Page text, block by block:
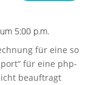
5:00 p.m.
für eine so
für eine php-
beauftragt